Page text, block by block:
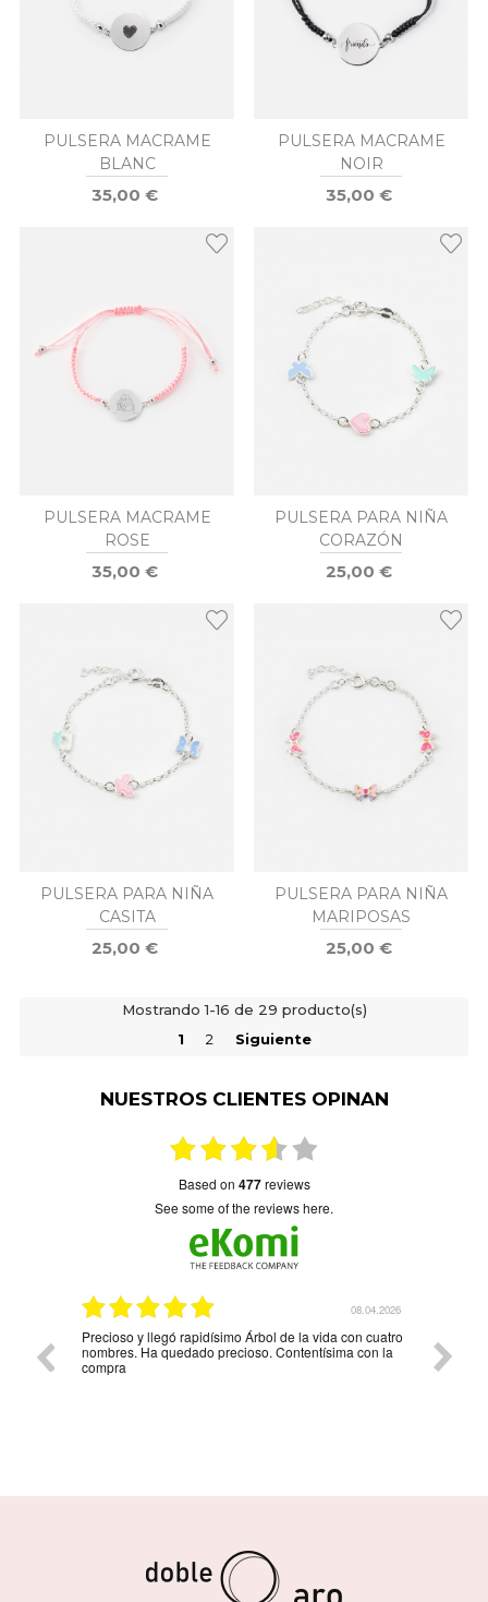
PULSERA MACRAME
BLANC
35,00 €
PULSERA MACRAME
NOIR
35,00 €
PULSERA MACRAME
ROSE
35,00 €
PULSERA PARA NIÑA
CORAZÓN
25,00 €
PULSERA PARA NIÑA
CASITA
25,00 €
PULSERA PARA NIÑA
MARIPOSAS
25,00 €
Mostrando 1-16 de 29 producto(s)
1
2 Siguiente
NUESTROS CLIENTES OPINAN
based on 477reviews
see some of the reviews here.
08.04.2026
Precioso y llegó rapidísimo Árbol de la vida con cuatro
nombres. Ha quedado precioso. Contentísima con la
compra